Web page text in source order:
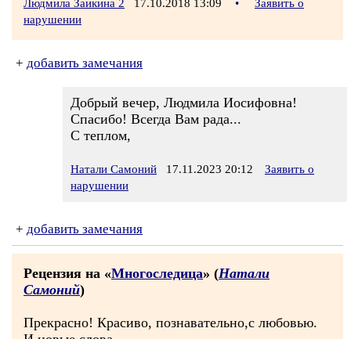
Людмила Заикина 2 17.10.2018 13:09 •
Заявить о
нарушении
+ добавить замечания
Добрый вечер, Людмила Иосифовна!
Спасибо! Всегда Вам рада...
С теплом,
Натали Самоний 17.11.2023 20:12
Заявить о
нарушении
+ добавить замечания
Рецензия на «Многоследица» (Натали
Самоний)
Прекрасно! Красиво, познавательно,с любовью.